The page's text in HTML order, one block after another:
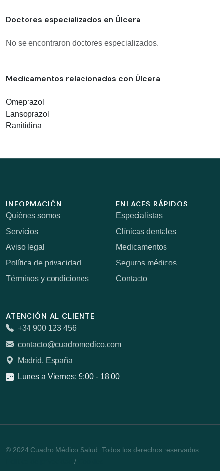
Doctores especializados en Úlcera
No se encontraron doctores especializados.
Medicamentos relacionados con Úlcera
Omeprazol
Lansoprazol
Ranitidina
INFORMACIÓN
Quiénes somos
Servicios
Aviso legal
Política de privacidad
Términos y condiciones
ENLACES RÁPIDOS
Especialistas
Clínicas dentales
Medicamentos
Seguros médicos
Contacto
ATENCIÓN AL CLIENTE
+34 900 123 456
contacto@cuadromedico.com
Madrid, España
Lunes a Viernes: 9:00 - 18:00
© 2024 Cuadro Médico Salud. Todos los derechos reservados.
/